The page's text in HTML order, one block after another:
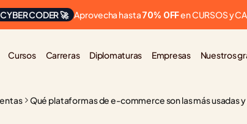
CYBER CODER 🚀 Aprovecha hasta 70% OFF en CURSOS y
Cursos Carreras Diplomaturas Empresas Nuestros
Qué plataformas de e-commerce son las más usadas